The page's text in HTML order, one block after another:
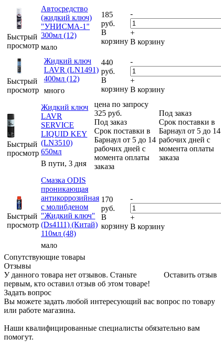
Быстрый
просмотр
Автосредство
(жидкий ключ)
"УНИСМА-1"
300мл (12)
мало
185
руб.
В
корзину
-
+
В корзину
Быстрый
просмотр
Жидкий ключ
LAVR (LN1491)
400мл (12)
много
440
руб.
В
корзину
-
+
В корзину
Быстрый
просмотр
Жидкий ключ
LAVR
SERVICE
LIQUID KEY
(LN3510)
650мл
В пути, 3 дня
цена по запросу
325 руб.
Под заказ
Срок поставки в
Барнаул от 5 до 14
рабочих дней с
момента оплаты
заказа
Под заказ
Срок поставки в
Барнаул от 5 до 14
рабочих дней с
момента оплаты
заказа
Быстрый
просмотр
Смазка ODIS
проникающая
антикоррозийная
с молибденом
"Жидкий ключ"
(Ds4111) (Китай)
110мл (48)
мало
170
руб.
В
корзину
-
+
В корзину
Сопутствующие товары
Отзывы
Оставить отзыв
У данного товара нет отзывов. Станьте
первым, кто оставил отзыв об этом товаре!
Задать вопрос
Вы можете задать любой интересующий вас вопрос по товару
или работе магазина.
Наши квалифицированные специалисты обязательно вам
помогут.